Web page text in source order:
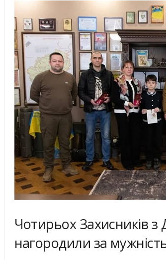
Чотирьох Захисників
нагородили за